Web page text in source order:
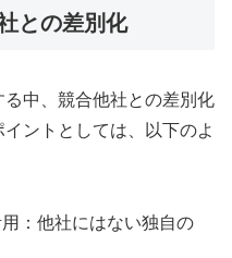
との差別化
中、競合他社との差別化
ントとしては、以下のよ
：他社にはない独自の